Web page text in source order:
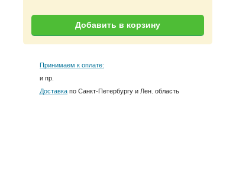
Добавить в корзину
Принимаем к оплате:
и пр.
Доставка по Санкт-Петербургу и Лен. область